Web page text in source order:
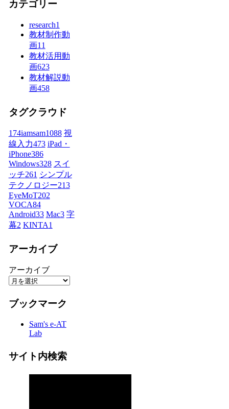
カテゴリー
research1
教材制作動
画11
教材活用動
画623
教材解説動
画458
タグクラウド
174iamsam1088 視
線入力473 iPad・
iPhone386
Windows328 スイ
ッチ261 シンプル
テクノロジー213
EyeMoT202
VOCA84
Android33 Mac3 字
幕2 KINTA1
アーカイブ
アーカイブ
ブックマーク
Sam's e-AT
Lab
サイト内検索